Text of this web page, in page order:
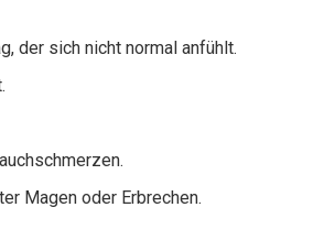
der sich nicht normal anfühlt.
Magen oder Erbrechen.